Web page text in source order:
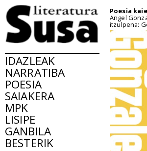
IDAZLEAK
NARRATIBA
POESIA
SAIAKERA
MPK
LISIPE
GANBILA
BESTERIK
Poesia
Angel
itzulpena: